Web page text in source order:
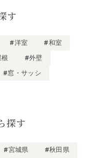
す
#洋室
#和室
#外壁
#窓・サッシ
探す
#宮城県
#秋田県